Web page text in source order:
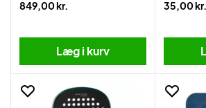
849,00 kr.
Læg i kurv
35,00 kr.